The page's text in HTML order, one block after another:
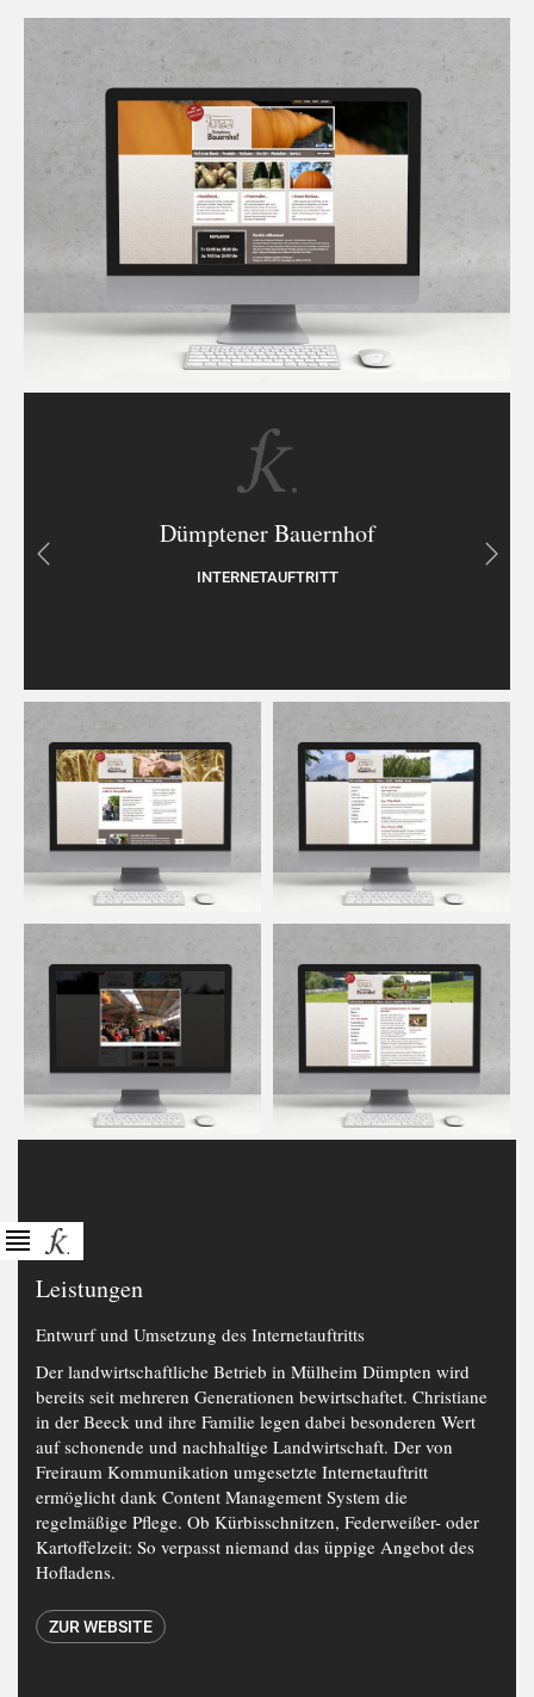
Dümptener Bauernhof
INTERNETAUFTRITT
Leistungen
Entwurf und Umsetzung des Internetauftritts
Der landwirtschaftliche Betrieb in Mülheim Dümpten wird
bereits seit mehreren Generationen bewirtschaftet. Christiane
in der Beeck und ihre Familie legen dabei besonderen Wert
auf schonende und nachhaltige Landwirtschaft. Der von
Freiraum Kommunikation umgesetzte Internetauftritt
ermöglicht dank Content Management System die
regelmäßige Pflege. Ob Kürbisschnitzen, Federweißer- oder
Kartoffelzeit: So verpasst niemand das üppige Angebot des
Hofladens.
ZUR WEBSITE